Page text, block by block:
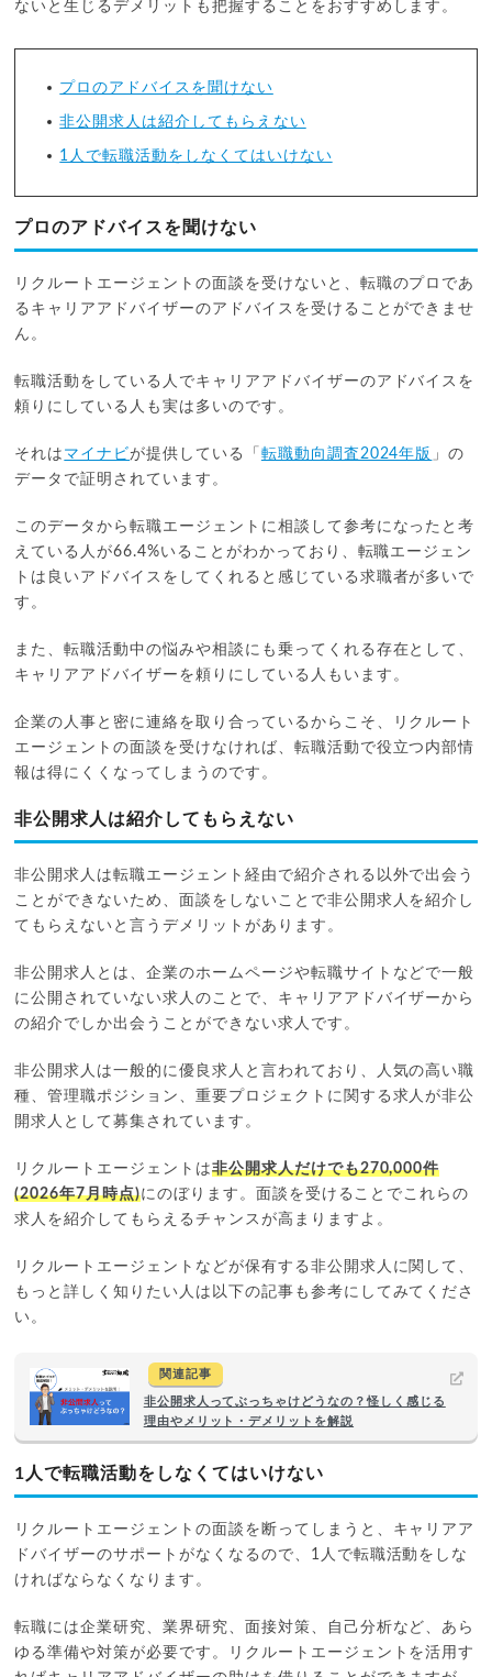
ないと生じるデメリットも把握することをおすすめします。
プロのアドバイスを聞けない
非公開求人は紹介してもらえない
1人で転職活動をしなくてはいけない
プロのアドバイスを聞けない
リクルートエージェントの面談を受けないと、転職のプロであ
るキャリアアドバイザーのアドバイスを受けることができませ
ん。
転職活動をしている人でキャリアアドバイザーのアドバイスを
頼りにしている人も実は多いのです。
それは マイナビが提供している「 転職動向調査2024年版 」の
データで証明されています。
このデータから転職エージェントに相談して参考になったと考
えている人が66.4%いることがわかっており、転職エージェン
トは良いアドバイスをしてくれると感じている求職者が多いで
す。
また、転職活動中の悩みや相談にも乗ってくれる存在として、
キャリアアドバイザーを頼りにしている人もいます。
企業の人事と密に連絡を取り合っているからこそ、リクルート
エージェントの面談を受けなければ、転職活動で役立つ内部情
報は得にくくなってしまうのです。
非公開求人は紹介してもらえない
非公開求人は転職エージェント経由で紹介される以外で出会う
ことができないため、面談をしないことで非公開求人を紹介し
てもらえないと言うデメリットがあります。
非公開求人とは、企業のホームページや転職サイトなどで一般
に公開されていない求人のことで、キャリアアドバイザーから
の紹介でしか出会うことができない求人です。
非公開求人は一般的に優良求人と言われており、人気の高い職
種、管理職ポジション、重要プロジェクトに関する求人が非公
開求人として募集されています。
リクルートエージェントは非公開求人だけでも270,000件
(2026年7月時点)にのぼります。面談を受けることでこれらの
求人を紹介してもらえるチャンスが高まりますよ。
リクルートエージェントなどが保有する非公開求人に関して、
もっと詳しく知りたい人は以下の記事も参考にしてみてくださ
い。
関連記事
非公開求人ってぶっちゃけどうなの？怪しく感じる
理由やメリット・デメリットを解説
1人で転職活動をしなくてはいけない
リクルートエージェントの面談を断ってしまうと、キャリアア
ドバイザーのサポートがなくなるので、1人で転職活動をしな
ければならなくなります。
転職には企業研究、業界研究、面接対策、自己分析など、あら
ゆる準備や対策が必要です。リクルートエージェントを活用す